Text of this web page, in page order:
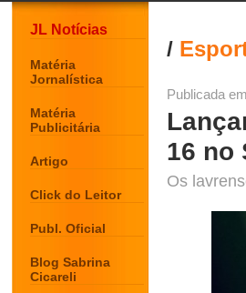
JL Notícias
Matéria
Jornalística
Matéria
Publicitária
Artigo
Click do Leitor
Publ. Oficial
Blog Sabrina
Cicareli
/
Publicada
16 no
Os